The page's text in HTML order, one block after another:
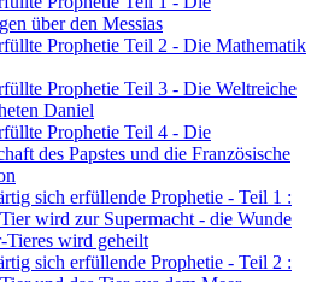
über den Messias
Prophetie Teil 2 - Die Mathematik
Prophetie Teil 3 - Die Weltreiche
Daniel
Prophetie Teil 4 - Die
des Papstes und die Französische
sich erfüllende Prophetie - Teil 1 :
wird zur Supermacht - die Wunde
Tieres wird geheilt
sich erfüllende Prophetie - Teil 2 :